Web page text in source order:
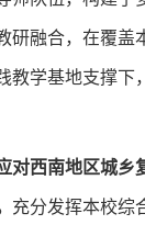
研融合，在覆盖
教学基地支撑下
对西南地区城乡
充分发挥本校综